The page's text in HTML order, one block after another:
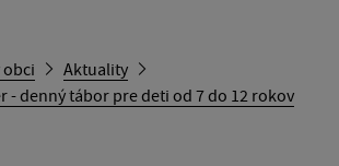
obci
Aktuality
- denný tábor pre deti od 7 do 12 rokov